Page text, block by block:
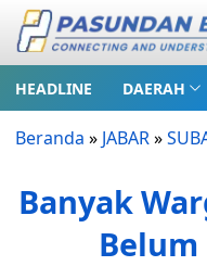
HEADLINE DAERAH
Beranda » JABAR»
Banyak
Belum